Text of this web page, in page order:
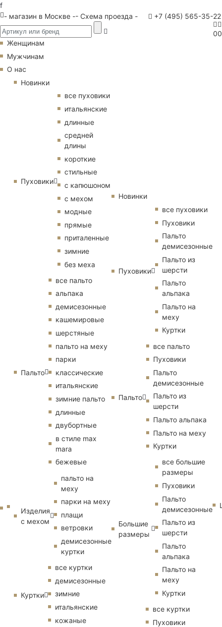
f
- магазин в Москве -- Схема проезда - +7 (495) 565-35-22
00
Женщинам
Мужчинам
О нас
Новинки
Пуховики
все пуховики
итальянские
длинные
средней
длины
короткие
стильные
с капюшоном
с мехом
модные
прямые
приталенные
зимние
без меха
Пальто
все пальто
альпака
демисезонные
кашемировые
шерстяные
пальто на меху
парки
классические
итальянские
зимние пальто
длинные
двубортные
в стиле max
mara
бежевые
Изделия
с мехом
пальто на
меху
парки на меху
плащи
ветровки
демисезонные
куртки
Куртки
все куртки
демисезонные
зимние
итальянские
кожаные
Новинки
Пуховики
все пуховики
Пуховики
Пальто
демисезонные
Пальто из
шерсти
Пальто
альпака
Пальто на
меху
Куртки
Пальто
все пальто
Пуховики
Пальто
демисезонные
Пальто из
шерсти
Пальто альпака
Пальто на меху
Куртки
Большие
размеры
все большие
размеры
Пуховики
Пальто
демисезонные
Пальто из
шерсти
Пальто
альпака
Пальто на
меху
Куртки
все куртки
Пуховики